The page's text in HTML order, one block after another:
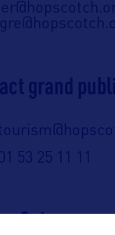
grand
01 53 25 11 11
Suivre